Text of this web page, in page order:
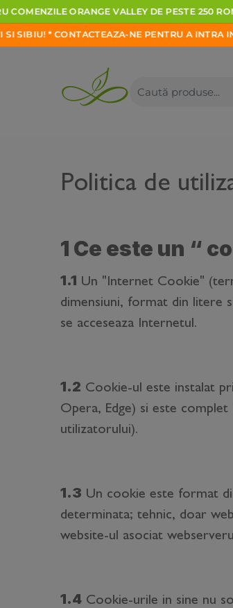
ORANGEVALLEYDEPESTE250RON.
*CONTACTEAZA-NEPENTRUAINTRAIN
Politica de
1 Ce este un “
1.1 Un "Internet Cookie"
dimensiuni, format din litere
se acceseaza Internetul.
1.2 Cookie-ul este instalat
Opera, Edge) si este
utilizatorului).
1.3 Un cookie este format
determinata; tehnic, doar
website-ul asociat
1.4 Cookie-urile in sine nu